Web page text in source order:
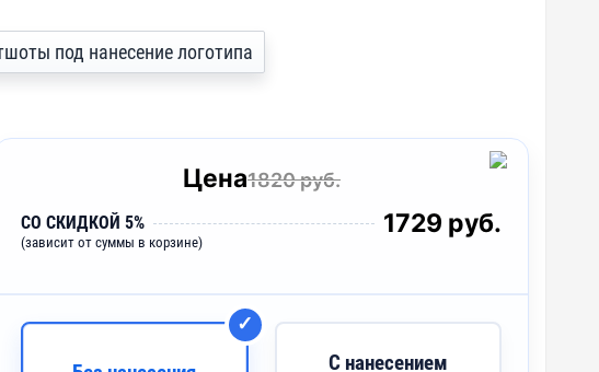
под нанесение логотипа
Цена1820 руб.
СО СКИДКОЙ 5%
(зависит от суммы в корзине)
1729 руб.
С нанесением